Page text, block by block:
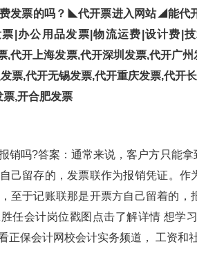
发票的吗？◣代开票进入网站◢能
|办公用品发票|物流运费|设计费|
,代开上海发票,代开深圳发票,代开广
票,代开无锡发票,代开重庆发票,代开
票,开合肥发票
销吗?答案：通常来说，客户方只
自己留存的，发票联作为报销凭证
，至于记账联那是开票方自己留着的
会计岗位戳图点击了解详情 想学习更多
查看正保会计网校会计实务频道， 工资